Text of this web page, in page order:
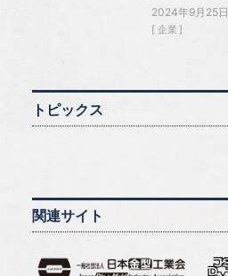
2024年9月25日
企業
トピックス
関連サイト